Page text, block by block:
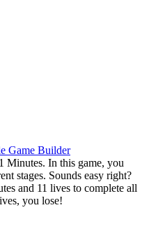
Game Builder
Minutes. In this game, you
stages. Sounds easy right?
and 11 lives to complete all
you lose!